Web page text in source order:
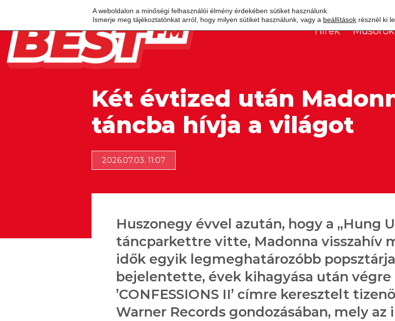
Hírek Műsorok
Két évtized után
táncba hívja a világot
2026.07.03. 11:07
Huszonegy évvel azután, hogy a „Hung
táncparkettre vitte, Madonna visszahív
idők egyik legmeghatározóbb
bejelentette, évek kihagyása után
’CONFESSIONS II’ címre keresztelt
Warner Records gondozásában, mely az
A weboldalon a minőségi felhasználói élmény érdekében sütiket használunk.
Ismerje meg tájékoztatónkat arról, hogy milyen sütiket használunk, vagy a beállítások résznél ki